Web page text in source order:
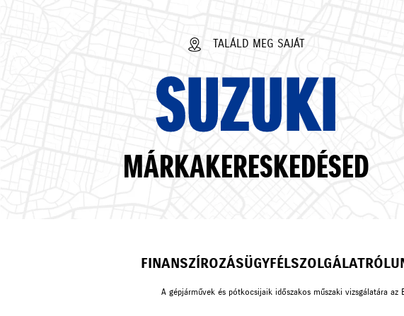
TALÁLD MEG SAJÁT
SUZUKI
MÁRKAKERESKEDÉSED
FINANSZÍROZÁSÜGYFÉLSZOLGÁLAT
A gépjárművek és pótkocsijaik időszakos műszaki vizsgálatára